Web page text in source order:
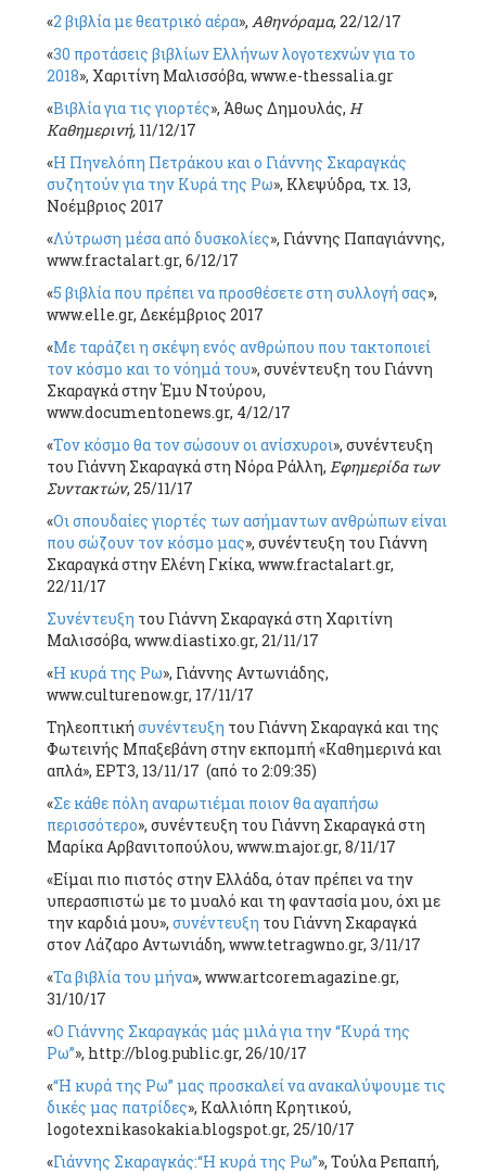
«2 βιβλία με θεατρικό αέρα», Αθηνόραμα, 22/12/17
«30 προτάσεις βιβλίων Ελλήνων λογοτεχνών για το
2018», Χαριτίνη Μαλισσόβα, www.e-thessalia.gr
«Βιβλία για τις γιορτές», Άθως Δημουλάς, Η
Καθημερινή, 11/12/17
«Η Πηνελόπη Πετράκου και ο Γιάννης Σκαραγκάς
συζητούν για την Κυρά της Ρω», Κλεψύδρα, τχ. 13,
Νοέμβριος 2017
«Λύτρωση μέσα από δυσκολίες», Γιάννης Παπαγιάννης,
www.fractalart.gr, 6/12/17
«5 βιβλία που πρέπει να προσθέσετε στη συλλογή σας»,
www.elle.gr, Δεκέμβριος 2017
«Με ταράζει η σκέψη ενός ανθρώπου που τακτοποιεί
τον κόσμο και το νόημά του», συνέντευξη του Γιάννη
Σκαραγκά στην Έμυ Ντούρου,
www.documentonews.gr, 4/12/17
«Τον κόσμο θα τον σώσουν οι ανίσχυροι», συνέντευξη
του Γιάννη Σκαραγκά στη Νόρα Ράλλη, Εφημερίδα των
Συντακτών, 25/11/17
«Οι σπουδαίες γιορτές των ασήμαντων ανθρώπων είναι
που σώζουν τον κόσμο μας», συνέντευξη του Γιάννη
Σκαραγκά στην Ελένη Γκίκα, www.fractalart.gr,
22/11/17
Συνέντευξη του Γιάννη Σκαραγκά στη Χαριτίνη
Μαλισσόβα, www.diastixo.gr, 21/11/17
«Η κυρά της Ρω», Γιάννης Αντωνιάδης,
www.culturenow.gr, 17/11/17
Τηλεοπτική συνέντευξη του Γιάννη Σκαραγκά και της
Φωτεινής Μπαξεβάνη στην εκπομπή «Καθημερινά και
απλά», ΕΡΤ3, 13/11/17 (από το 2:09:35)
«Σε κάθε πόλη αναρωτιέμαι ποιον θα αγαπήσω
περισσότερο», συνέντευξη του Γιάννη Σκαραγκά στη
Μαρίκα Αρβανιτοπούλου, www.major.gr, 8/11/17
«Είμαι πιο πιστός στην Ελλάδα, όταν πρέπει να την
υπερασπιστώ με το μυαλό και τη φαντασία μου, όχι με
την καρδιά μου», συνέντευξη του Γιάννη Σκαραγκά
στον Λάζαρο Αντωνιάδη, www.tetragwno.gr, 3/11/17
«Τα βιβλία του μήνα», www.artcoremagazine.gr,
31/10/17
«Ο Γιάννης Σκαραγκάς μάς μιλά για την “Κυρά της
Ρω”», http://blog.public.gr, 26/10/17
«“Η κυρά της Ρω” μας προσκαλεί να ανακαλύψουμε τις
δικές μας πατρίδες», Καλλιόπη Κρητικού,
logotexnikasokakia.blogspot.gr, 25/10/17
«Γιάννης Σκαραγκάς:“Η κυρά της Ρω”», Τούλα Ρεπαπή,